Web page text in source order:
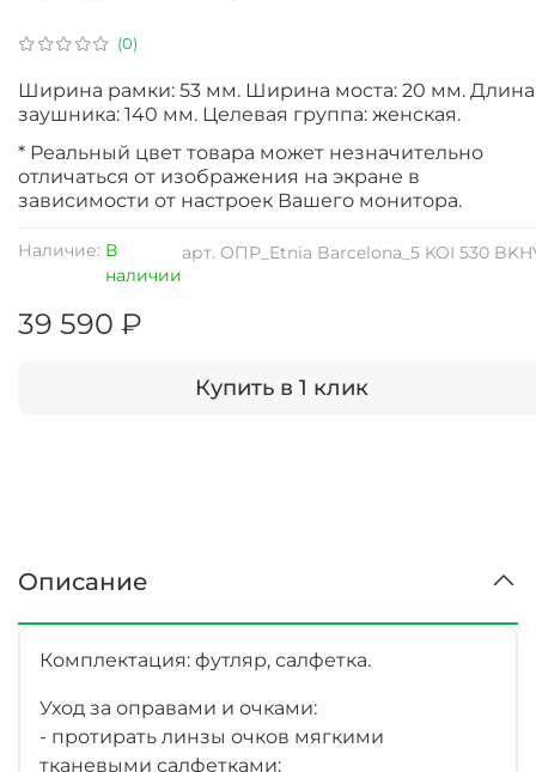
(0)
арт. ОПР_Etnia Barcelona_5 KOI 530
Наличие: В
наличии
39 590 ₽
Купить в 1 клик
Ширина рамки: 53 мм. Ширина моста: 20 мм. Длина
заушника: 140 мм. Целевая группа: женская.
* Реальный цвет товара может незначительно
отличаться от изображения на экране в
зависимости от настроек Вашего монитора.
Описание
Комплектация: футляр, салфетка.
Уход за оправами и очками:
- протирать линзы очков мягкими
тканевыми салфетками;